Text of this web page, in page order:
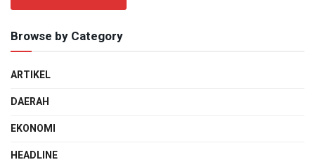
Browse by Category
ARTIKEL
DAERAH
EKONOMI
HEADLINE